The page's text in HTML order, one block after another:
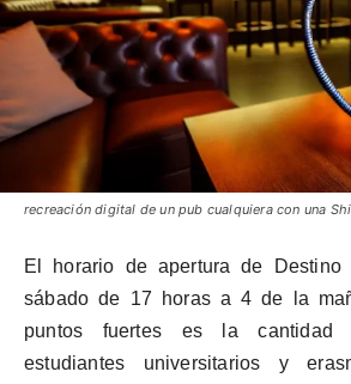
recreación digital de un pub cualquiera con una
El horario de apertura de
sábado de 17 horas a 4 de la
puntos fuertes es la cantidad
estudiantes universitarios y